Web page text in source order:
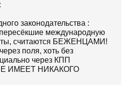
законодательства :
международную
считаются БЕЖЕНЦАМИ!
поля, хоть без
через КПП
НЕ ИМЕЕТ НИКАКОГО